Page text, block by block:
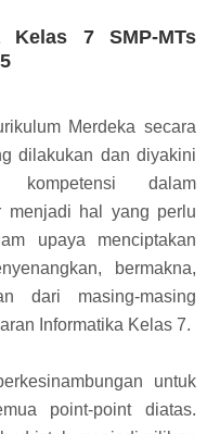
Kelas 7 SMP-MTs
Merdeka secara
dilakukan dan diyakini
kompetensi dalam
menjadi hal yang perlu
upaya menciptakan
bermakna,
dari masing-masing
Informatika Kelas 7.
untuk
point-point diatas.